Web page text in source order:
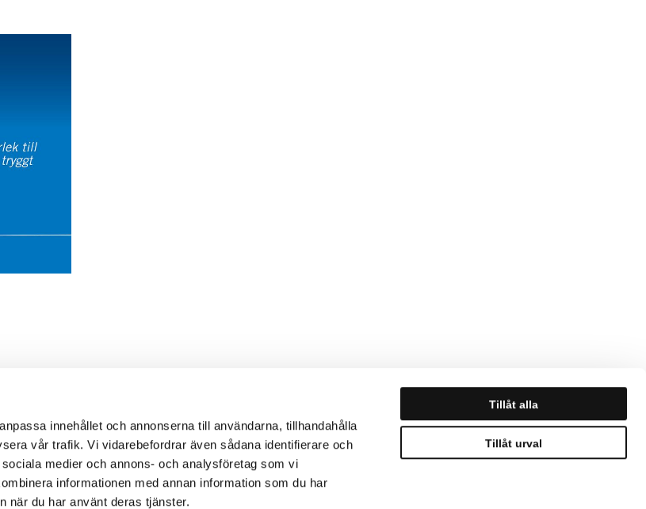
innehållet och annonserna till användarna, tillhandahålla
vår trafik. Vi vidarebefordrar även sådana identifierare och
medier och annons- och analysföretag som vi
informationen med annan information som du har
när du har använt deras tjänster.
Tillåt alla
Tillåt urval
Besök oss på sociala medier: